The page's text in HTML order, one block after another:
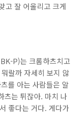
고 잘 어울리고 크게
P)는 크롬하츠치고
랄까 자세히 보지 않
를 아는 사람들은 알
츠는 튀잖아. 마치 나
좋다는 거다. 게다가